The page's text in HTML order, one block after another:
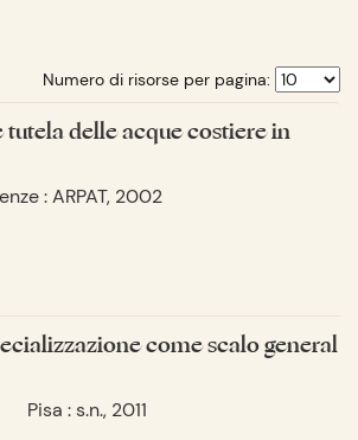
Numero di risorse per pagina:
delle acque costiere in
: ARPAT, 2002
come scalo general
Pisa : s.n., 2011